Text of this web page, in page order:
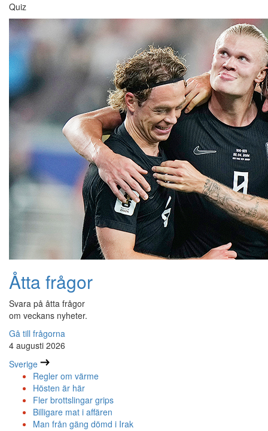
Quiz
Åtta frågor
Svara på åtta frågor
om veckans nyheter.
Gå till frågorna
4 augusti 2026
Sverige
Regler om värme
Hösten är här
Fler brottslingar grips
Billigare mat i affären
Man från gäng dömd i Irak